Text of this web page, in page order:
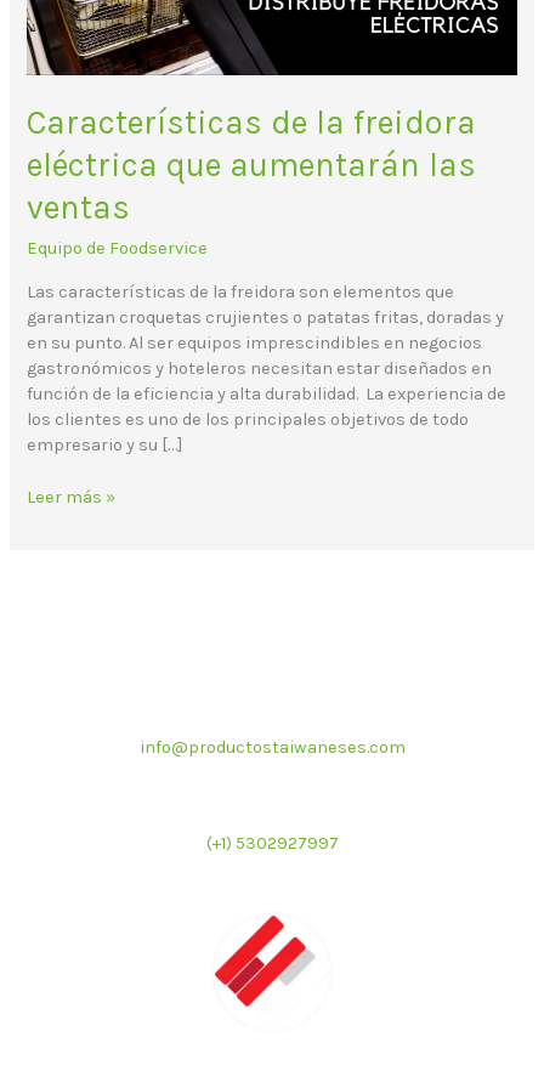
Características de la freidora
eléctrica que aumentarán las
ventas
Equipo de Foodservice
Las características de la freidora son elementos que
garantizan croquetas crujientes o patatas fritas, doradas y
en su punto. Al ser equipos imprescindibles en negocios
gastronómicos y hoteleros necesitan estar diseñados en
función de la eficiencia y alta durabilidad. La experiencia de
los clientes es uno de los principales objetivos de todo
empresario y su […]
ventas
Leer más »
info@productostaiwaneses.com
(+1) 5302927997